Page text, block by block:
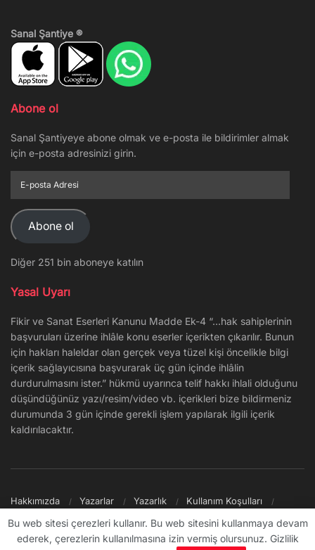
Sanal Şantiye ®
Abone ol
Sanal Şantiyeye abone olmak ve e-posta ile bildirimler almak
için e-posta adresinizi girin.
posta
Adresi
Abone ol
Diğer 251 bin aboneye katılın
Yasal Uyarı
Fikir ve Sanat Eserleri Kanunu Madde Ek-4 “…hak sahiplerinin
başvuruları üzerine ihlâle konu eserler içerikten çıkarılır. Bunun
için hakları haleldar olan gerçek veya tüzel kişi öncelikle bilgi
içerik sağlayıcısına başvurarak üç gün içinde ihlâlin
durdurulmasını ister.” hükmü uyarınca telif hakkı ihlali olduğunu
düşündüğünüz yazı/resim/video vb. içerikleri bize bildirmeniz
durumunda 3 gün içinde gerekli işlem yapılarak ilgili içerik
kaldırılacaktır.
Hakkımızda Yazarlar Yazarlık
Kullanım Koşulları
© 2009 - ∞ Sanal Şantiye
Bu web sitesi çerezleri kullanır. Bu web sitesini kullanmaya devam
ederek, çerezlerin kullanılmasına izin vermiş olursunuz. Gizlilik